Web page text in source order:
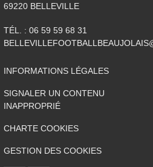
69220 BELLEVILLE
TÉL. : 06 59 59 68 31
INFORMATIONS LÉGALES
SIGNALER UN CONTENU
INAPPROPRIÉ
CHARTE COOKIES
GESTION DES COOKIES